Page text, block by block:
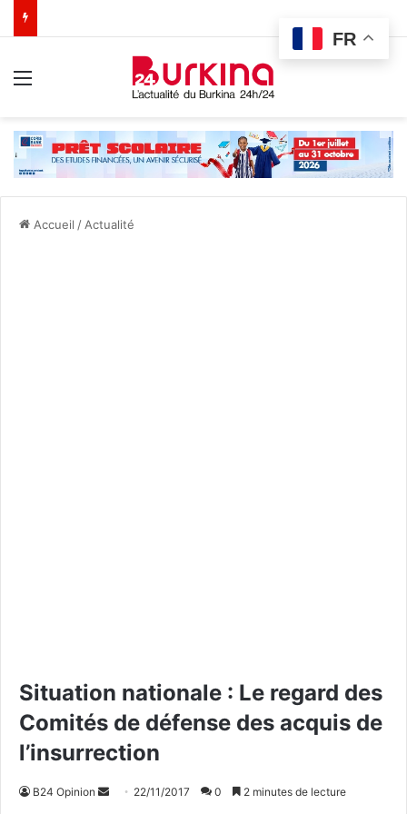
Accueil / Actualité
Situation nationale : Le regard des
Comités de défense des acquis de
l’insurrection
B24 Opinion 22/11/2017 0 2 minutes de lecture
FR